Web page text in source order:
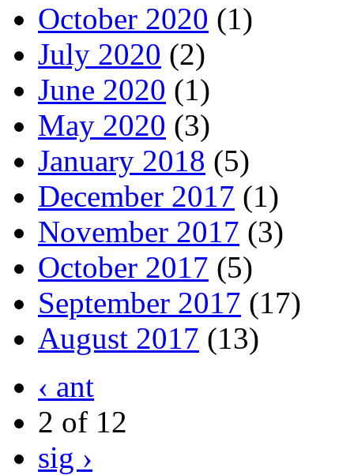
October 2020 (1)
July 2020 (2)
June 2020 (1)
May 2020 (3)
January 2018 (5)
December 2017 (1)
November 2017 (3)
October 2017 (5)
September 2017 (17)
August 2017 (13)
‹ ant
2 of 12
sig ›